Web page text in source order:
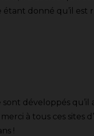
étant donné qu’il
développés
à tous ces sites
!